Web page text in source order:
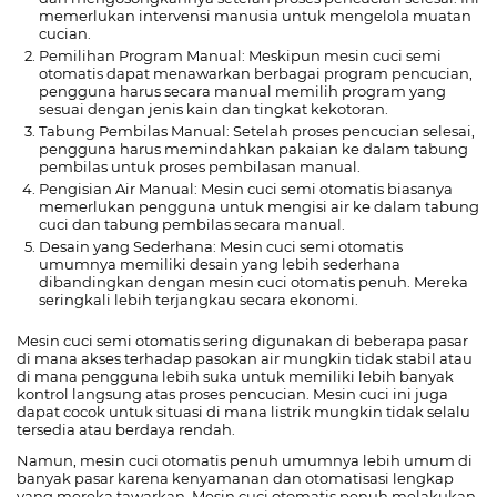
memerlukan intervensi manusia untuk mengelola muatan
cucian.
Pemilihan Program Manual: Meskipun mesin cuci semi
otomatis dapat menawarkan berbagai program pencucian,
pengguna harus secara manual memilih program yang
sesuai dengan jenis kain dan tingkat kekotoran.
Tabung Pembilas Manual: Setelah proses pencucian selesai,
pengguna harus memindahkan pakaian ke dalam tabung
pembilas untuk proses pembilasan manual.
Pengisian Air Manual: Mesin cuci semi otomatis biasanya
memerlukan pengguna untuk mengisi air ke dalam tabung
cuci dan tabung pembilas secara manual.
Desain yang Sederhana: Mesin cuci semi otomatis
umumnya memiliki desain yang lebih sederhana
dibandingkan dengan mesin cuci otomatis penuh. Mereka
seringkali lebih terjangkau secara ekonomi.
Mesin cuci semi otomatis sering digunakan di beberapa pasar
di mana akses terhadap pasokan air mungkin tidak stabil atau
di mana pengguna lebih suka untuk memiliki lebih banyak
kontrol langsung atas proses pencucian. Mesin cuci ini juga
dapat cocok untuk situasi di mana listrik mungkin tidak selalu
tersedia atau berdaya rendah.
Namun, mesin cuci otomatis penuh umumnya lebih umum di
banyak pasar karena kenyamanan dan otomatisasi lengkap